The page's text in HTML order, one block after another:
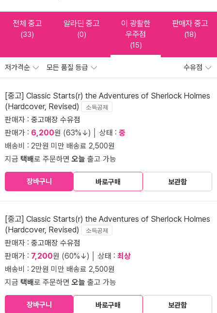
전체 중고
(33)
알라딘 중고
(0)
이 광활한
우주점
(15)
판매자 중고
(18)
저가격순 모든 품질 등급 수유점
[중고] Classic Starts(r) the Adventures of Sherlock Holmes
(Hardcover, Revised)
소득공제
판매자 : 중고매장 수유점
판매가 : 6,200원 (63%↓) │ 상태 : 중
배송비 : 2만원 미만 배송료 2,500원
지금 택배로 주문하면오늘 출고 가능
장바구니 바로구매 보관함
[중고] Classic Starts(r) the Adventures of Sherlock Holmes
(Hardcover, Revised)
소득공제
판매자 : 중고매장 수유점
판매가 : 7,200원 (60%↓) │ 상태 : 최상
배송비 : 2만원 미만 배송료 2,500원
지금 택배로 주문하면오늘 출고 가능
장바구니 바로구매 보관함